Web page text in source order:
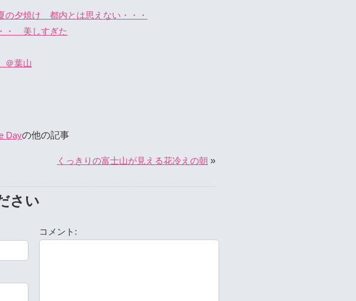
夕焼け 都内とは思えない・・・
・ 美しすぎた
葉山
Dayの他の記事
くっきりの富士山が見える花冷えの朝 »
さい
コメント: